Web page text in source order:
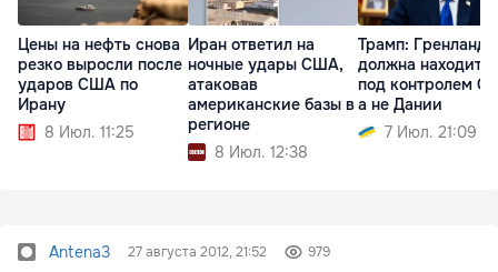
Цены на нефть снова
резко выросли после
ударов США по
Ирану
8 Июл. 11:25
Иран ответил на
ночные удары США,
атаковав
американские базы в
регионе
8 Июл. 12:38
Трамп:
должна
под контролем
а не Дании
7 Июл. 21:09
Antena3 27 августа 2012, 21:52 979